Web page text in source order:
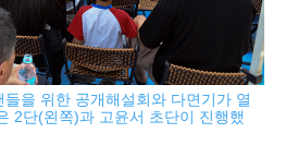
을 위한 공개해설회와 다면기가 열
2단(왼쪽)과 고윤서 초단이 진행했